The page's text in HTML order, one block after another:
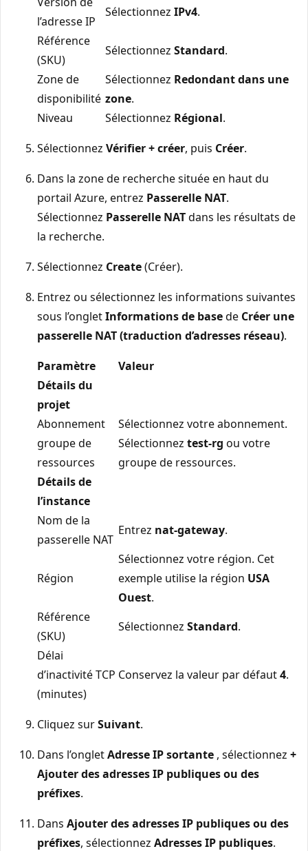
l’adresse IP
Sélectionnez IPv4.
Référence
(SKU)
Sélectionnez Standard.
Zone de
disponibilité
Sélectionnez Redondant dans une
zone.
Niveau
Sélectionnez Régional.
Sélectionnez Vérifier + créer, puis Créer.
Dans la zone de recherche située en haut du
portail Azure, entrez Passerelle NAT.
Sélectionnez Passerelle NATdans les résultats de
la recherche.
Sélectionnez Create(Créer).
Entrez ou sélectionnez les informations suivantes
sous l’ongletInformations de basede Créer une
passerelle NAT (traduction d’adresses réseau).
Paramètre
Valeur
Détails du
projet
Abonnement
Sélectionnez votre abonnement.
groupe de
ressources
Sélectionnez test-rg ou votre
groupe de ressources.
Détails de
l’instance
Nom de la
passerelle NAT
Entrez nat-gateway.
Région
Sélectionnez votre région. Cet
exemple utilise la région USA
Ouest.
Référence
(SKU)
Sélectionnez Standard.
Délai
d’inactivité TCP
(minutes)
Conservez la valeur par défaut4.
Cliquez surSuivant.
Dans l’ongletAdresse IP sortante , sélectionnez +
Ajouter des adresses IP publiques ou des
préfixes.
Dans Ajouter des adresses IP publiques ou des
préfixes, sélectionnez Adresses IP publiques.